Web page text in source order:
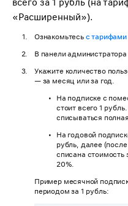
всего за 1 рубль (на
«Расширенный»).
Ознакомьтесь с
В панели
Укажите количество
— за месяц или за год.
На подписке с
стоит всего 1
списываться
На годовой
рубль, далее
списана стоимость
20%.
Пример месячной
периодом за 1 рубль: